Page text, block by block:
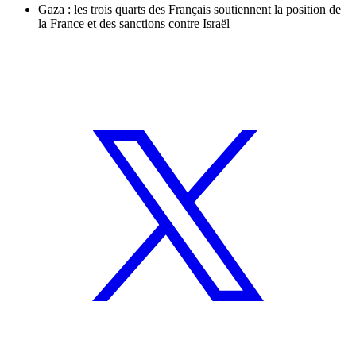
Gaza : les trois quarts des Français soutiennent la position de
la France et des sanctions contre Israël